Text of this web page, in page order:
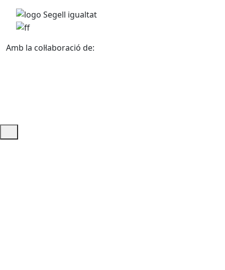
Amb la col·laboració de: